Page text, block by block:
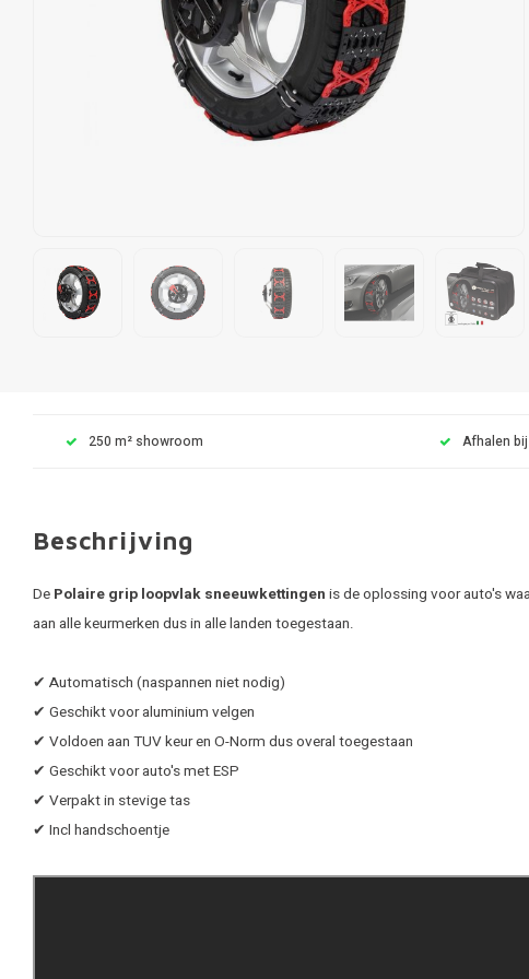
250 m² showroom Afhalen
Beschrijving
De Polaire grip loopvlak sneeuwkettingen is de oplossing voor auto's
aan alle keurmerken dus in alle landen toegestaan.
✔ Automatisch (naspannen niet nodig)
✔ Geschikt voor aluminium velgen
✔ Voldoen aan TUV keur en O-Norm dus overal toegestaan
✔ Geschikt voor auto's met ESP
✔ Verpakt in stevige tas
✔ Incl handschoentje